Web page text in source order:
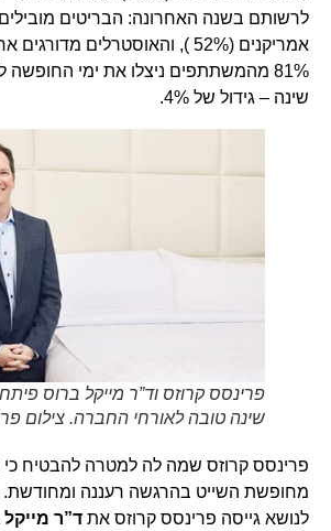
81% מהמשתתפים ניצלו את ימי החופשה
שינה – גידול של 4%.
פרינסס קרוזס וד”ר מייקל ברוס
שינה טובה לאורחי החברה. צילום
פרינסס קרוזס שמה לה למטרה להבטיח כי
מחופשת השייט בהרגשה רעננה ומחודשת.
לנושא גייסה פרינסס קרוזס אתד”ר מייקל